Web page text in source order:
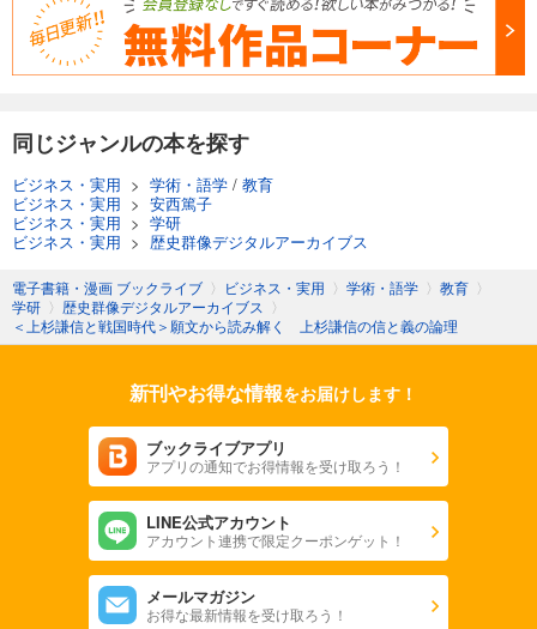
同じジャンルの本を探す
ビジネス・実用 > 学術・語学 / 教育
ビジネス・実用 > 安西篤子
ビジネス・実用 > 学研
ビジネス・実用 > 歴史群像デジタルアーカイブス
電子書籍・漫画 ブックライブ 〉 ビジネス・実用 〉 学術・語学 〉 教育 〉
学研 〉 歴史群像デジタルアーカイブス 〉
＜上杉謙信と戦国時代＞願文から読み解く 上杉謙信の信と義の論理
新刊やお得な情報をお届けします！
ブックライブアプリ
アプリの通知でお得情報を受け取ろう！
LINE公式アカウント
アカウント連携で限定クーポンゲット！
メールマガジン
お得な最新情報を受け取ろう！